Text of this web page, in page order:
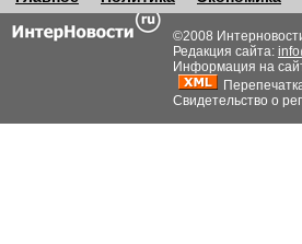
©2008
Редакция сайта:
Информация на
Свидетельство о